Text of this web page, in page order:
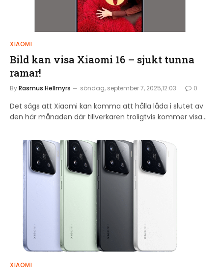
XIAOMI
Bild kan visa Xiaomi 16 – sjukt tunna
ramar!
ByRasmus Hellmyrs söndag, september 7, 2025,12:03 0
Det sägs att Xiaomi kan komma att hålla låda i slutet av
den här månaden där tillverkaren troligtvis kommer visa…
XIAOMI